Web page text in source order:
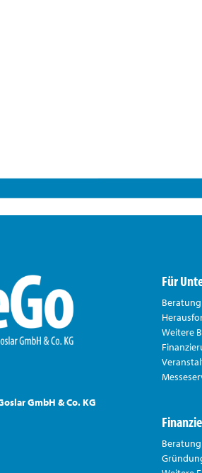
GmbH & Co. KG
Für
Weitere